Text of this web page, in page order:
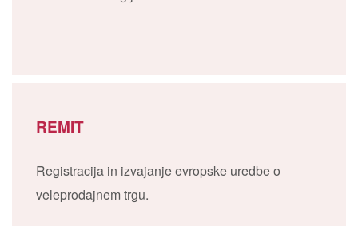
REMIT
Registracija in izvajanje evropske uredbe o
veleprodajnem trgu.